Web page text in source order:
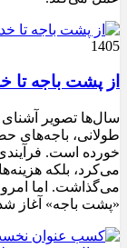
1405
از پشت باجه
سال‌ها تصویر
طولانی، باجه‌های
خورده است.
می‌کرد، بلکه
می‌گذاشت. اما
«پشت باجه» آغاز